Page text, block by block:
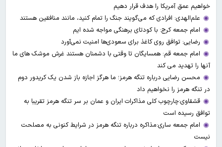
خواهیم عمق آمریکا را هدف قرار دهیم
علم‌الهدی: افرادی که می‌گویند جنگ را تمام کنید، مانند منافقین هستند
امام جمعه کرج: با کودتای برهنگی مواجه شده ایم
رضایی: توافق روی کاغذ برای سعودی‌ها امنیت نمی‌آورد
امام جمعه قم: همسایگان تا وقتی با دشمنان هستند غرش موشک های ما
آنها را تهدید می کند
محسن رضایی درباره تنگه هرمز؛ ما هرگز اجازه باز شدن یک کریدور دوم
در تنگه هرمز را نخواهیم داد
قشقاوی:چارچوب کلی مذاکرات ایران و عمان بر سر تنگه هرمز تقریبا به
توافق رسیده است
امام جمعه ساری:مذاکره درباره تنگه هرمز در شرایط کنونی به مصلحت
نیست